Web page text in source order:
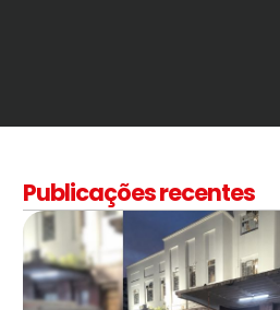
Publicações recentes